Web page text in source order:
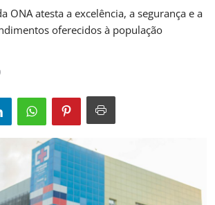
ONA atesta a excelência, a segurança e a
oferecidos à população